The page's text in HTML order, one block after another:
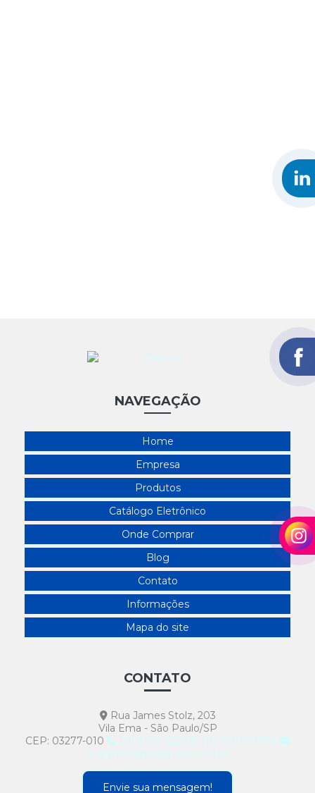
NAVEGAÇÃO
Home
Empresa
Produtos
Catálogo Eletrônico
Onde Comprar
Blog
Contato
Informações
Mapa do site
CONTATO
Rua James Stolz, 203
Vila Ema - São Paulo/SP
CEP: 03277-010
(11) 2100-2222
(11) 94107-7799
lpgranero@lpgranero.com.br
Envie sua mensagem!